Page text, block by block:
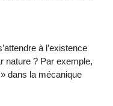
à l’existence
nature ? Par exemple,
dans la mécanique